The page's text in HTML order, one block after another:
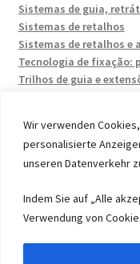
Wir verwenden
personalisierte
unseren Datenverkehr
Indem Sie auf „Alle
Verwendung von
Sistemas de guia,
Sistemas de retalhos
Sistemas de retalhos e
Tecnologia de fixação:
Trilhos de guia e
© 2026 by UMAXO
High quality Fittings,